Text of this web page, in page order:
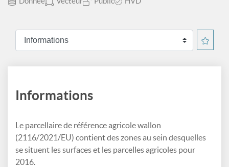
Informations
Le parcellaire de référence agricole wallon
(2116/2021/EU) contient des zones au sein desquelles
se situent les surfaces et les parcelles agricoles pour
2016.